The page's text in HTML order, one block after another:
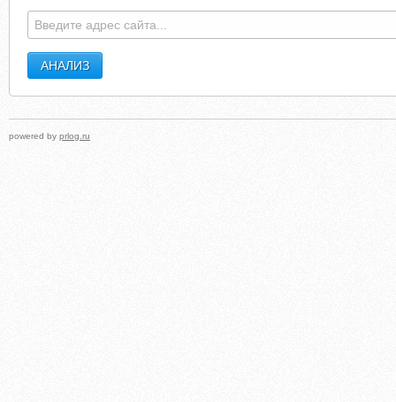
powered by prlog.ru